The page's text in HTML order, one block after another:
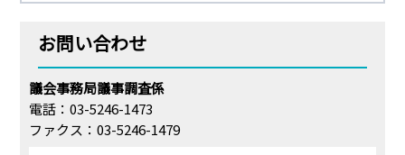
お問い合わせ
議会事務局議事調査係
電話：03-5246-1473
ファクス：03-5246-1479